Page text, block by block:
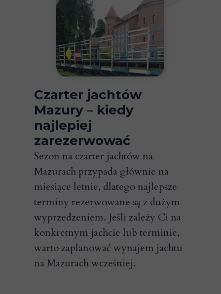
Czarter jachtów
Mazury – kiedy
najlepiej
zarezerwować
Sezon na czarter jachtów na
Mazurach przypada głównie na
miesiące letnie, dlatego najlepsze
terminy rezerwowane są z dużym
wyprzedzeniem. Jeśli zależy Ci na
konkretnym jachcie lub terminie,
warto zaplanować wynajem jachtu
na Mazurach wcześniej.